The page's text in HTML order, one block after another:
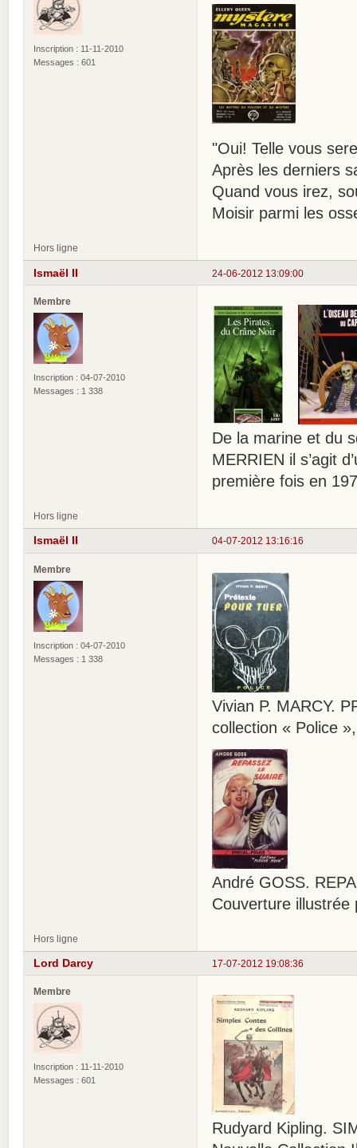
Inscription : 11-11-2010
Messages : 601
"Oui! Telle vous
Après les derniers
Quand vous irez,
Moisir parmi les
Hors ligne
24-06-2012 13:09:00
Ismaël II
Membre
Inscription : 04-07-2010
Messages : 1 338
De la marine et du
MERRIEN il s’agit
première fois en
Hors ligne
04-07-2012 13:16:16
Ismaël II
Membre
Inscription : 04-07-2010
Messages : 1 338
Vivian P. MARCY.
collection « Police
André GOSS.
Couverture illustrée
Hors ligne
17-07-2012 19:08:36
Lord Darcy
Membre
Inscription : 11-11-2010
Messages : 601
Rudyard Kipling.